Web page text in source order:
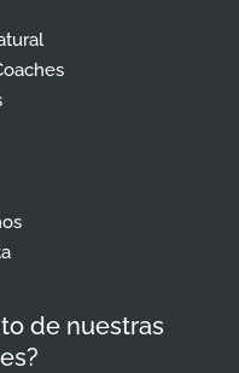
de nuestras